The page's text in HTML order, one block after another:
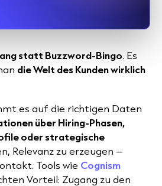
statt Buzzword-Bingo. Es
die Welt des Kunden wirklich
es auf die richtigen Daten
über Hiring-Phasen,
oder strategische
Relevanz zu erzeugen –
Tools wie Cognism
Vorteil: Zugang zu den